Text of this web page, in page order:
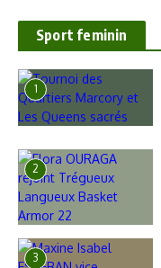
Sport feminin
1
2
3